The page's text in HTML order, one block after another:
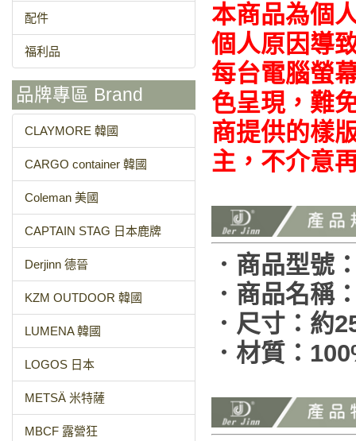
配件
福利品
品牌專區 Brand
CLAYMORE 韓國
CARGO container 韓國
Coleman 美國
CAPTAIN STAG 日本鹿牌
Derjinn 德晉
KZM OUTDOOR 韓國
LUMENA 韓國
LOGOS 日本
METSÄ 米特薩
MBCF 露營狂
本商品為個
個人原因導
每台電腦螢
色呈現，難
商提供的樣
主，不介意
．商品型號
．商品名稱
．尺寸：約
．材質：